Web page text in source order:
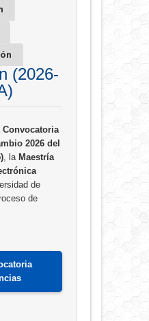
(2026-
Convocatoria
2026 del
, la Maestría
de
de